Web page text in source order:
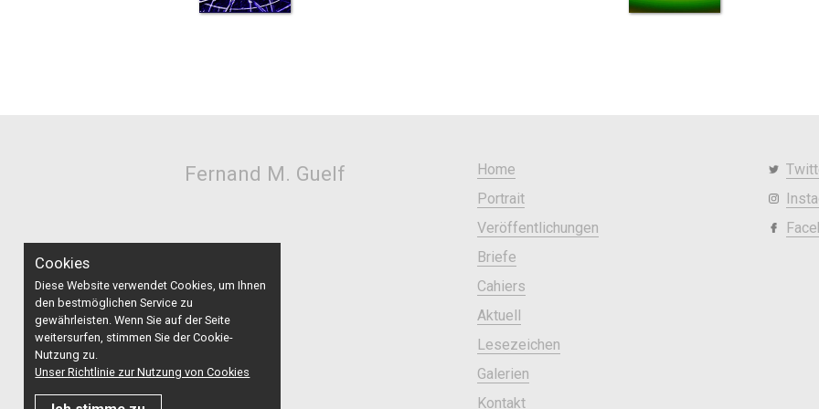
Fernand M. Guelf
Home
Portrait
Veröffentlichungen
Briefe
Cahiers
Aktuell
Lesezeichen
Galerien
Kontakt
Cookies
Diese Website verwendet Cookies, um Ihnen
den bestmöglichen Service zu
gewährleisten. Wenn Sie auf der Seite
weitersurfen, stimmen Sie der Cookie-
Nutzung zu.
Unser Richtlinie zur Nutzung von Cookies
Allgemein